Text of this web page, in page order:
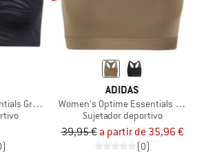
Graphic Light Support
ADIDAS
Women's Optime Essentials
Sujetador deportivo
39,95 € a partir de 35,96 €
(0)